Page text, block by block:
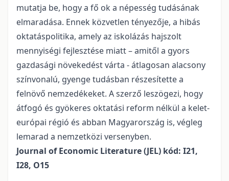
mutatja be, hogy a fő ok a népesség tudásának
elmaradása. Ennek közvetlen tényezője, a hibás
oktatáspolitika, amely az iskolázás hajszolt
mennyiségi fejlesztése miatt – amitől a gyors
gazdasági növekedést várta - átlagosan alacsony
színvonalú, gyenge tudásban részesítette a
felnövő nemzedékeket. A szerző leszögezi, hogy
átfogó és gyökeres oktatási reform nélkül a kelet-
európai régió és abban Magyarország is, végleg
lemarad a nemzetközi versenyben.
Journal of Economic Literature (JEL) kód: I21,
I28, O15